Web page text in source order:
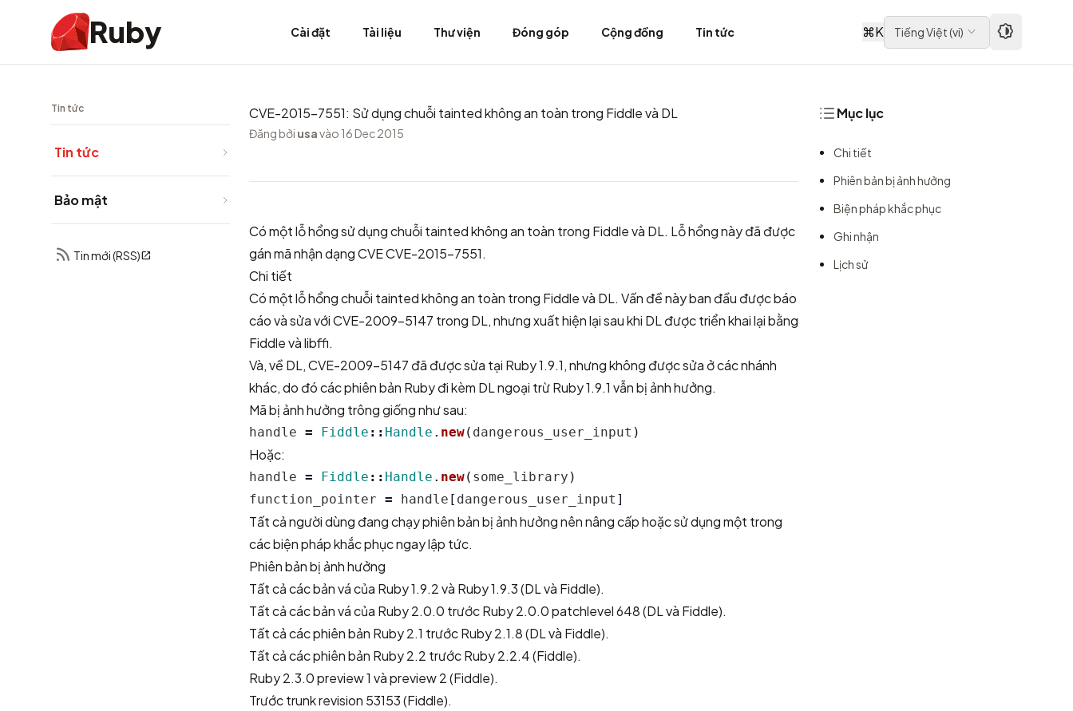
Ruby Cài đặt Tài liệu Thư viện Đóng góp Cộng đồng Tin tức ⌘K Tiếng Việt(vi)
Tin tức
Tin tức
Bảo mật
Tin mới (RSS)
CVE-2015-7551: Sử dụng chuỗi tainted không an toàn trong Fiddle và DL
Đăng bởi usavào 16 Dec 2015
Có một lỗ hổng sử dụng chuỗi tainted không an toàn trong Fiddle và DL. Lỗ hổng này đã được
gán mã nhận dạng CVECVE-2015-7551.
Chi tiết
Có một lỗ hổng chuỗi tainted không an toàn trong Fiddle và DL. Vấn đề này ban đầu được báo
cáo và sửa vớiCVE-2009-5147 trong DL, nhưng xuất hiện lại sau khi DL được triển khai lại bằng
Fiddle và libffi.
Và, về DL,CVE-2009-5147 đã được sửa tại Ruby 1.9.1, nhưng không được sửa ở các nhánh
khác, do đó các phiên bản Ruby đi kèm DL ngoại trừ Ruby 1.9.1 vẫn bị ảnh hưởng.
Mã bị ảnh hưởng trông giống như sau:
handle = Fiddle :: Handle . new( dangerous_user_input )
Hoặc:
handle = Fiddle :: Handle . new( some_library )
function_pointer = handle [ dangerous_user_input ]
Tất cả người dùng đang chạy phiên bản bị ảnh hưởng nên nâng cấp hoặc sử dụng một trong
các biện pháp khắc phục ngay lập tức.
Phiên bản bị ảnh hưởng
Tất cả các bản vá của Ruby 1.9.2 và Ruby 1.9.3 (DL và Fiddle).
Tất cả các bản vá của Ruby 2.0.0 trước Ruby 2.0.0 patchlevel 648 (DL và Fiddle).
Tất cả các phiên bản Ruby 2.1 trước Ruby 2.1.8 (DL và Fiddle).
Tất cả các phiên bản Ruby 2.2 trước Ruby 2.2.4 (Fiddle).
Ruby 2.3.0 preview 1 và preview 2 (Fiddle).
Trước trunk revision 53153 (Fiddle).
Mục lục
Chi tiết
Phiên bản bị ảnh hưởng
Biện pháp khắc phục
Ghi nhận
Lịch sử